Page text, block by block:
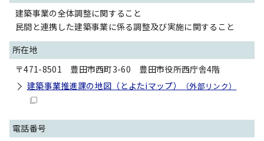
建築事業の全体調整に関すること
民間と連携した建築事業に係る調整及び実施に関すること
所在地
〒471-8501 豊田市西町3-60 豊田市役所西庁舎4階
建築事業推進課の地図（とよたiマップ）
（外部リンク）
電話番号